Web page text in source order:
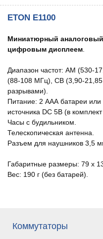
ETON E1100
Миниатюрный
цифровым дисплеем
Диапазон частот: АМ (530-
(88-108 МГц), СВ (3,90-
разрывами).
Питание: 2 ААА батареи или
источника DC 5В (в комплект
Часы с будильником.
Телескопическая антенна.
Разъем для наушников 3,5
Габаритные размеры: 79 х
Вес: 190 г (без батарей).
Коммутаторы